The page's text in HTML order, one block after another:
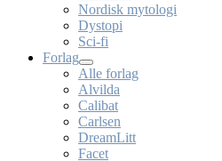
Nordisk mytologi
Dystopi
Sci-fi
Forlag
Alle forlag
Alvilda
Calibat
Carlsen
DreamLitt
Facet